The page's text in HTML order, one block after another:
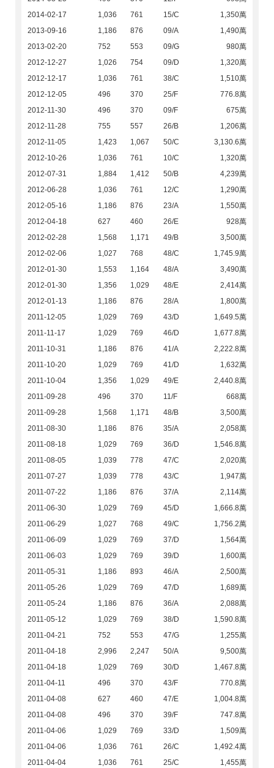
2014-02-17
1,036 761 15/C
1,350萬
2013-09-16
1,186 876 09/A
1,490萬
2013-02-20
752 553 09/G
980萬
2012-12-27
1,026 754 09/D
1,320萬
2012-12-17
1,036 761 38/C
1,510萬
2012-12-05
496 370 25/F
776.8萬
2012-11-30
496 370 09/F
675萬
2012-11-28
755 557 26/B
1,206萬
2012-11-05
1,423 1,067 50/C
3,130.6萬
2012-10-26
1,036 761 10/C
1,320萬
2012-07-31
1,884 1,412 50/B
4,239萬
2012-06-28
1,036 761 12/C
1,290萬
2012-05-16
1,186 876 23/A
1,550萬
2012-04-18
627 460 26/E
928萬
2012-02-28
1,568 1,171 49/B
3,500萬
2012-02-06
1,027 768 48/C
1,745.9萬
2012-01-30
1,553 1,164 48/A
3,490萬
2012-01-30
1,356 1,029 48/E
2,414萬
2012-01-13
1,186 876 28/A
1,800萬
2011-12-05
1,029 769 43/D
1,649.5萬
2011-11-17
1,029 769 46/D
1,677.8萬
2011-10-31
1,186 876 41/A
2,222.8萬
2011-10-20
1,029 769 41/D
1,632萬
2011-10-04
1,356 1,029 49/E
2,440.8萬
2011-09-28
496 370 11/F
668萬
2011-09-28
1,568 1,171 48/B
3,500萬
2011-08-30
1,186 876 35/A
2,058萬
2011-08-18
1,029 769 36/D
1,546.8萬
2011-08-05
1,039 778 47/C
2,020萬
2011-07-27
1,039 778 43/C
1,947萬
2011-07-22
1,186 876 37/A
2,114萬
2011-06-30
1,029 769 45/D
1,666.8萬
2011-06-29
1,027 768 49/C
1,756.2萬
2011-06-09
1,029 769 37/D
1,564萬
2011-06-03
1,029 769 39/D
1,600萬
2011-05-31
1,186 893 46/A
2,500萬
2011-05-26
1,029 769 47/D
1,689萬
2011-05-24
1,186 876 36/A
2,088萬
2011-05-12
1,029 769 38/D
1,590.8萬
2011-04-21
752 553 47/G
1,255萬
2011-04-18
2,996 2,247 50/A
9,500萬
2011-04-18
1,029 769 30/D
1,467.8萬
2011-04-11
496 370 43/F
770.8萬
2011-04-08
627 460 47/E
1,004.8萬
2011-04-08
496 370 39/F
747.8萬
2011-04-06
1,029 769 33/D
1,509萬
2011-04-06
1,036 761 26/C
1,492.4萬
2011-04-04
1,036 761 25/C 1,455萬